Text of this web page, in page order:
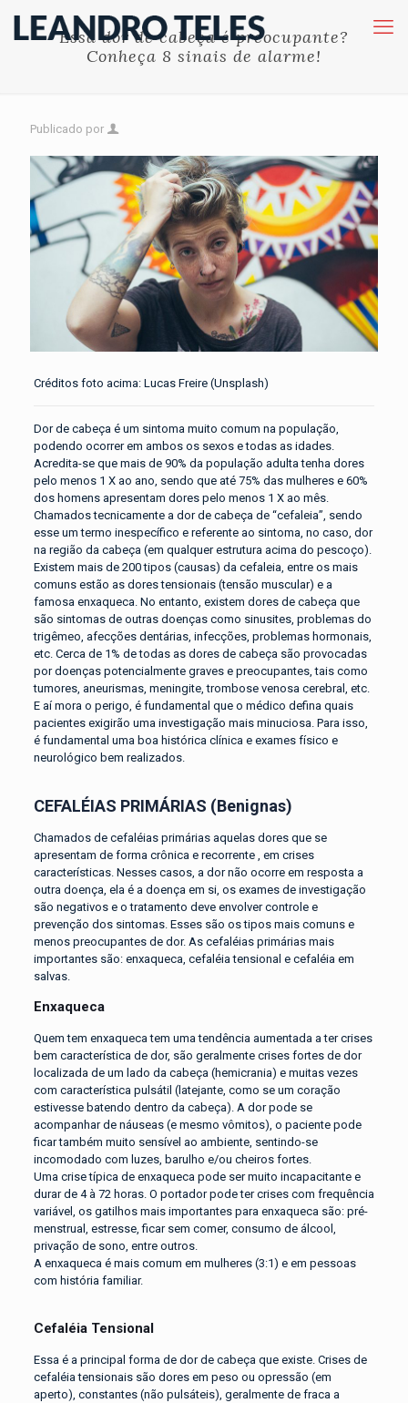
Essa dor de cabeça é preocupante?
Conheça 8 sinais de alarme!
Publicado por
Créditos foto acima: Lucas Freire (Unsplash)
Dor de cabeça é um sintoma muito comum na população,
podendo ocorrer em ambos os sexos e todas as idades.
Acredita-se que mais de 90% da população adulta tenha dores
pelo menos 1 X ao ano, sendo que até 75% das mulheres e 60%
dos homens apresentam dores pelo menos 1 X ao mês.
Chamados tecnicamente a dor de cabeça de “cefaleia”, sendo
esse um termo inespecífico e referente ao sintoma, no caso, dor
na região da cabeça (em qualquer estrutura acima do pescoço).
Existem mais de 200 tipos (causas) da cefaleia, entre os mais
comuns estão as dores tensionais (tensão muscular) e a
famosa enxaqueca. No entanto, existem dores de cabeça que
são sintomas de outras doenças como sinusites, problemas do
trigêmeo, afecções dentárias, infecções, problemas hormonais,
etc. Cerca de 1% de todas as dores de cabeça são provocadas
por doenças potencialmente graves e preocupantes, tais como
tumores, aneurismas, meningite, trombose venosa cerebral, etc.
E aí mora o perigo, é fundamental que o médico defina quais
pacientes exigirão uma investigação mais minuciosa. Para isso,
é fundamental uma boa histórica clínica e exames físico e
neurológico bem realizados.
CEFALÉIAS PRIMÁRIAS (Benignas)
Chamados de cefaléias primárias aquelas dores que se
apresentam de forma crônica e recorrente , em crises
características. Nesses casos, a dor não ocorre em resposta a
outra doença, ela é a doença em si, os exames de investigação
são negativos e o tratamento deve envolver controle e
prevenção dos sintomas. Esses são os tipos mais comuns e
menos preocupantes de dor. As cefaléias primárias mais
importantes são: enxaqueca, cefaléia tensional e cefaléia em
salvas.
Enxaqueca
Quem tem enxaqueca tem uma tendência aumentada a ter crises
bem característica de dor, são geralmente crises fortes de dor
localizada de um lado da cabeça (hemicrania) e muitas vezes
com característica pulsátil (latejante, como se um coração
estivesse batendo dentro da cabeça). A dor pode se
acompanhar de náuseas (e mesmo vômitos), o paciente pode
ficar também muito sensível ao ambiente, sentindo-se
incomodado com luzes, barulho e/ou cheiros fortes.
Uma crise típica de enxaqueca pode ser muito incapacitante e
durar de 4 à 72 horas. O portador pode ter crises com frequência
variável, os gatilhos mais importantes para enxaqueca são: pré-
menstrual, estresse, ficar sem comer, consumo de álcool,
privação de sono, entre outros.
A enxaqueca é mais comum em mulheres (3:1) e em pessoas
com história familiar.
Cefaléia Tensional
Essa é a principal forma de dor de cabeça que existe. Crises de
cefaléia tensionais são dores em peso ou opressão (em
aperto), constantes (não pulsáteis), geralmente de fraca a